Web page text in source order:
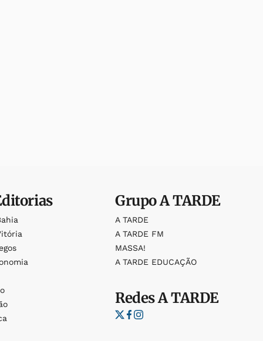
GrupoA TARDE
A TARDE
A TARDE FM
MASSA!
A TARDE EDUCAÇÃO
RedesA TARDE